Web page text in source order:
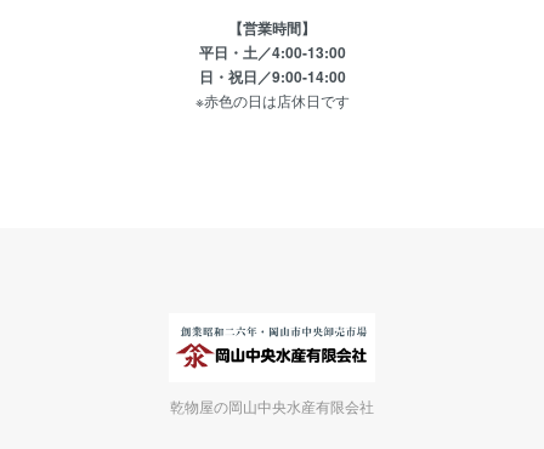
【営業時間】
平日・土／4:00-13:00
日・祝日／9:00-14:00
※赤色の日は店休日です
乾物屋の岡山中央水産有限会社